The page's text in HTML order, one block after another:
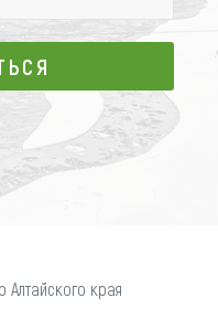
края